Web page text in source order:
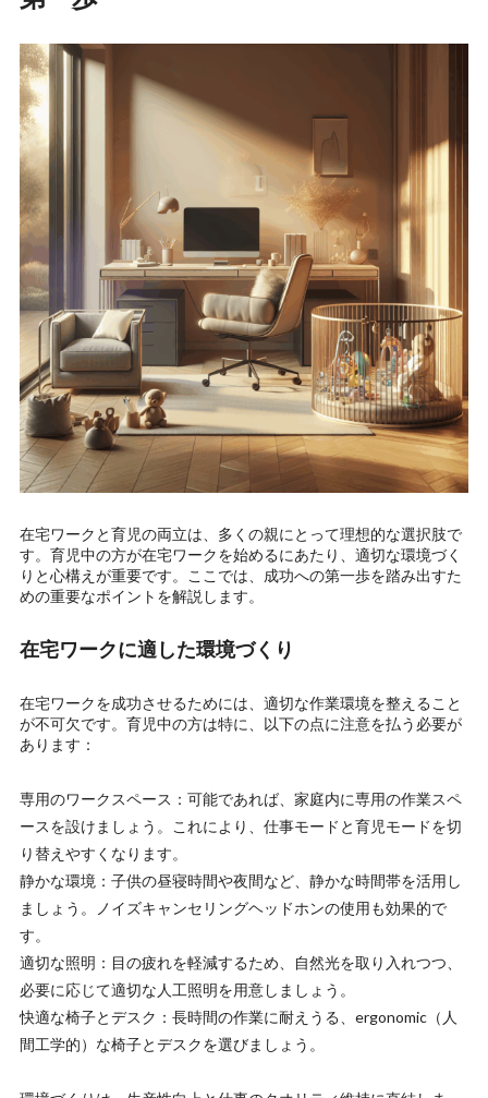
在宅ワークと育児の両立は、多くの親にとって理想的な選択肢で
す。育児中の方が在宅ワークを始めるにあたり、適切な環境づく
りと心構えが重要です。ここでは、成功への第一歩を踏み出すた
めの重要なポイントを解説します。
在宅ワークに適した環境づくり
在宅ワークを成功させるためには、適切な作業環境を整えること
が不可欠です。育児中の方は特に、以下の点に注意を払う必要が
あります：
専用のワークスペース：可能であれば、家庭内に専用の作業スペ
ースを設けましょう。これにより、仕事モードと育児モードを切
り替えやすくなります。
静かな環境：子供の昼寝時間や夜間など、静かな時間帯を活用し
ましょう。ノイズキャンセリングヘッドホンの使用も効果的で
す。
適切な照明：目の疲れを軽減するため、自然光を取り入れつつ、
必要に応じて適切な人工照明を用意しましょう。
快適な椅子とデスク：長時間の作業に耐えうる、ergonomic（人
間工学的）な椅子とデスクを選びましょう。